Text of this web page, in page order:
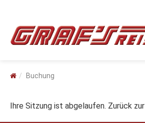
Buchung
Ihre Sitzung ist abgelaufen. Zurück zur